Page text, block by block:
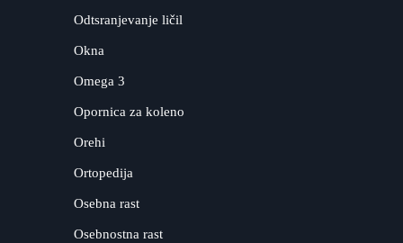
Odtsranjevanje ličil
Okna
Omega 3
Opornica za koleno
Orehi
Ortopedija
Osebna rast
Osebnostna rast